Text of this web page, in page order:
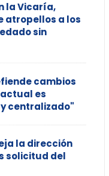
la Vicaría,
atropellos a los
sin
cambios
actual es
centralizado"
la dirección
solicitud del